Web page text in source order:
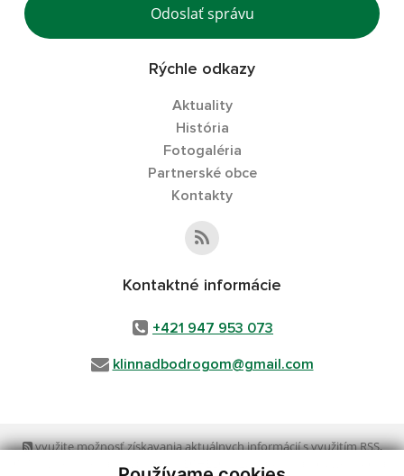
Odoslať správu
Rýchle odkazy
Aktuality
História
Fotogaléria
Partnerské obce
Kontakty
Kontaktné informácie
+421 947 953 073
klinnadbodrogom@gmail.com
využite možnosť získavania aktuálnych informácií s využitím RSS,
CMS systém (redakčný) systém ECHELON 2, Mapa stránok